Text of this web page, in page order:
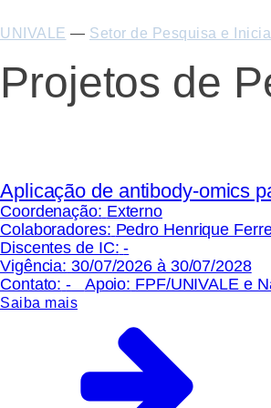
UNIVALE — Setor de Pesquisa e
Projetos de
Aplicação de antibody-omics
Coordenação: Externo
Colaboradores: Pedro Henrique
Discentes de IC: -
Vigência: 30/07/2026 à 30/07/2028
Contato: - Apoio: FPF/UNIVALE e
Saiba mais